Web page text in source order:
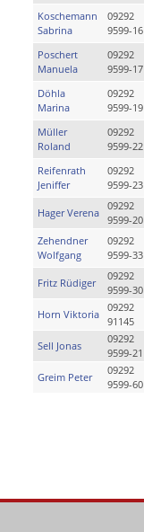
Koschemann
Sabrina
09292
9599-16
Poschert
Manuela
09292
9599-17
Döhla
Marina
09292
9599-19
Müller
Roland
09292
9599-22
Reifenrath
Jeniffer
09292
9599-23
Hager Verena
09292
9599-20
Zehendner
Wolfgang
09292
9599-33
Fritz Rüdiger
09292
9599-30
Horn Viktoria
09292
91145
Sell Jonas
09292
9599-21
Greim Peter
09292
9599-60